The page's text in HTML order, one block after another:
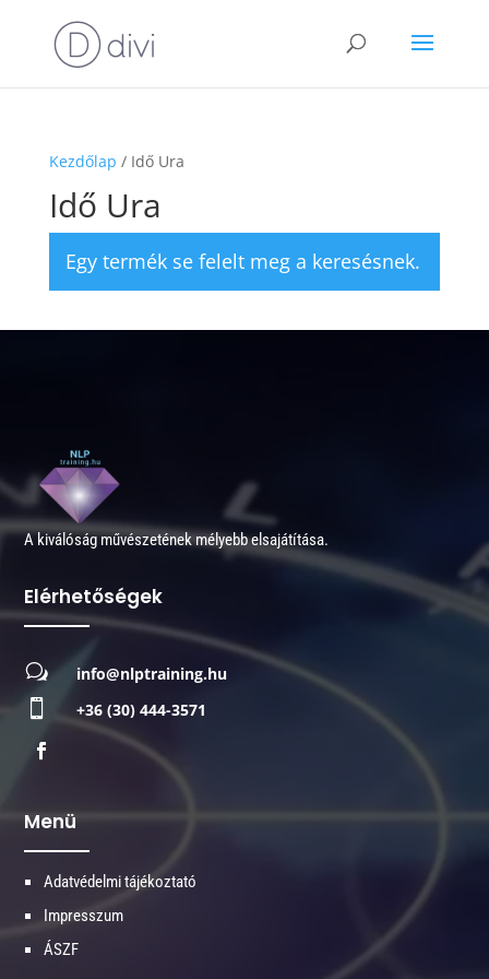
Kezdőlap / Idő Ura
Idő Ura
Egy termék se felelt meg a keresésnek.
A kiválóság művészetének mélyebb elsajátítása.
Elérhetőségek
w info@nlptraining.hu
 +36 (30) 444-3571
Menü
Adatvédelmi tájékoztató
Impresszum
ÁSZF